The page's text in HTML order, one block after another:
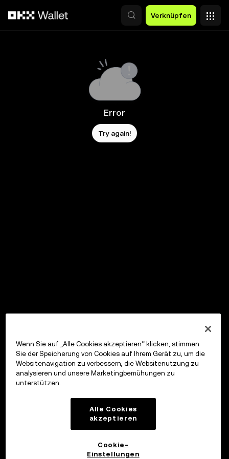
Verknüpfen
Error
Try again!
Wenn Sie auf „Alle Cookies akzeptieren“ klicken, stimmen
Sie der Speicherung von Cookies auf Ihrem Gerät zu, um die
Websitenavigation zu verbessern, die Websitenutzung zu
analysieren und unsere Marketingbemühungen zu
unterstützen.
Alle Cookies
akzeptieren
Cookie-
Einstellungen